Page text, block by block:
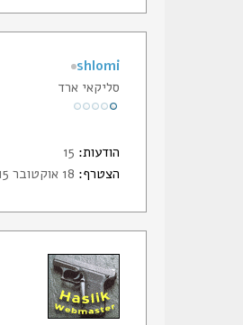
shlomi
סליקאי ארד
הודעות:
הצטרף: